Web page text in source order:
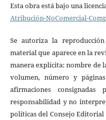
Esta obra está bajo una
Atribución-NoComercial-
Se autoriza la
material que aparece en la
manera explícita: nombre de
volumen, número y
afirmaciones
responsabilidad y no
políticas del Consejo